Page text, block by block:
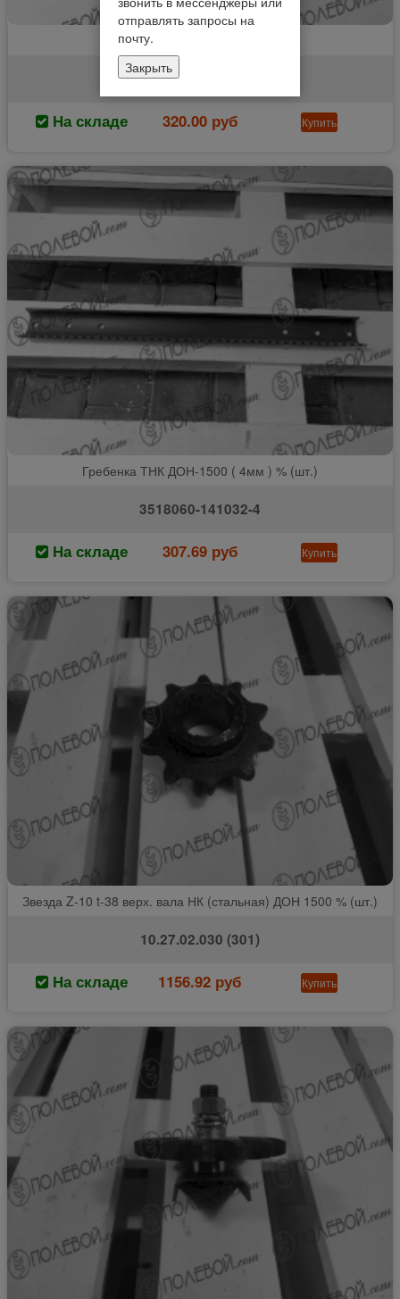
Гребенка ТНК АКРОС -580 (шт.)
3518060-141032-2
На складе 320.00 руб Купить
Гребенка ТНК ДОН-1500 ( 4мм ) % (шт.)
3518060-141032-4
На складе 307.69 руб Купить
Звезда Z-10 t-38 верх. вала НК (стальная) ДОН 1500 % (шт.)
10.27.02.030 (301)
На складе 1156.92 руб Купить
отправлять запросы на
почту.
Закрыть